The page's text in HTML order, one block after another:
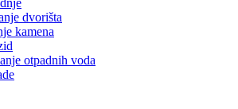
dvorišta
kamena
otpadnih voda